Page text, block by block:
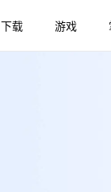
下载 游戏